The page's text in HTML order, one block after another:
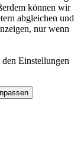
können wir
abgleichen und
nur wenn
Einstellungen